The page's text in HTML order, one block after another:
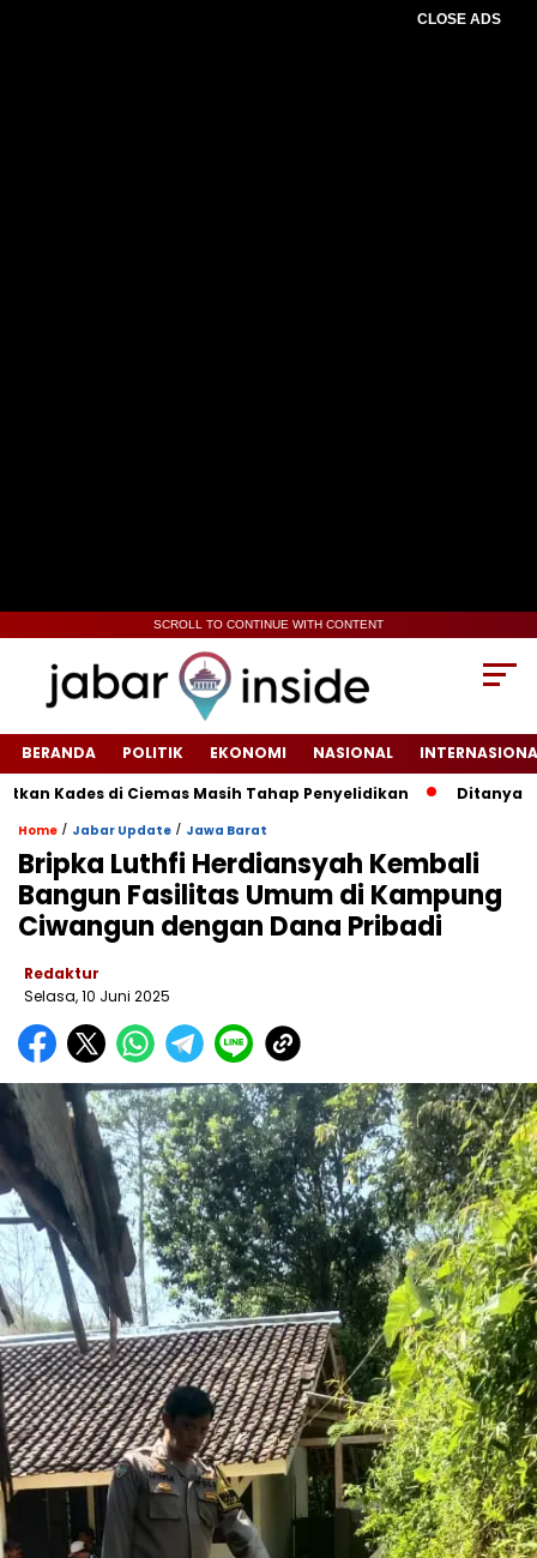
CLOSE ADS
SCROLL TO CONTINUE WITH CONTENT
BERANDA POLITIK EKONOMI NASIONAL
di Ciemas Masih Tahap Penyelidikan
‎Ditanya
Home / Jabar Update / Jawa Barat
Bripka Luthfi Herdiansyah Kembali
Bangun Fasilitas Umum di Kampung
Ciwangun dengan Dana Pribadi
Redaktur
Selasa, 10 Juni 2025